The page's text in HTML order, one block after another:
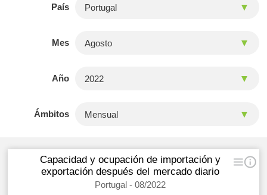
País
Mes
Año
Ámbitos
Capacidad y ocupación de importación y
exportación después del mercado diario
Portugal - 08/2022